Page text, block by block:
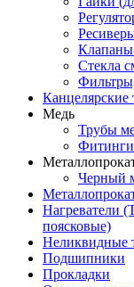
Клапаны
Стекла
Канцелярские
Медь
Трубы
Черный
Нагреватели
поясковые)
Неликвидные
Подшипники
Прокладки